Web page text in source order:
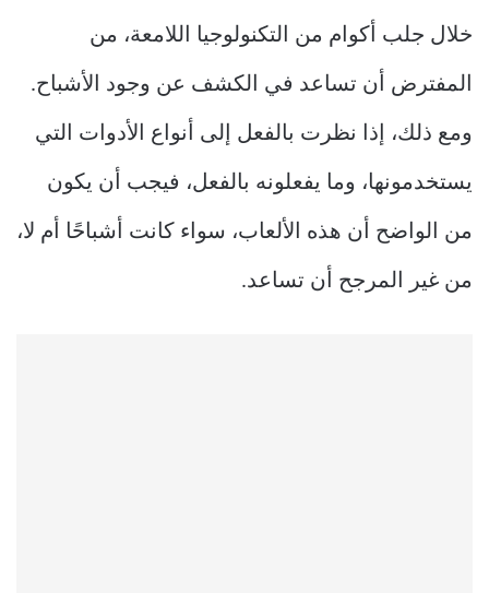
خلال جلب أكوام من التكنولوجيا اللامعة، من
المفترض أن تساعد في الكشف عن وجود الأشباح.
ومع ذلك، إذا نظرت بالفعل إلى أنواع الأدوات التي
يستخدمونها، وما يفعلونه بالفعل، فيجب أن يكون
من الواضح أن هذه الألعاب، سواء كانت أشباحًا أم لا،
من غير المرجح أن تساعد.